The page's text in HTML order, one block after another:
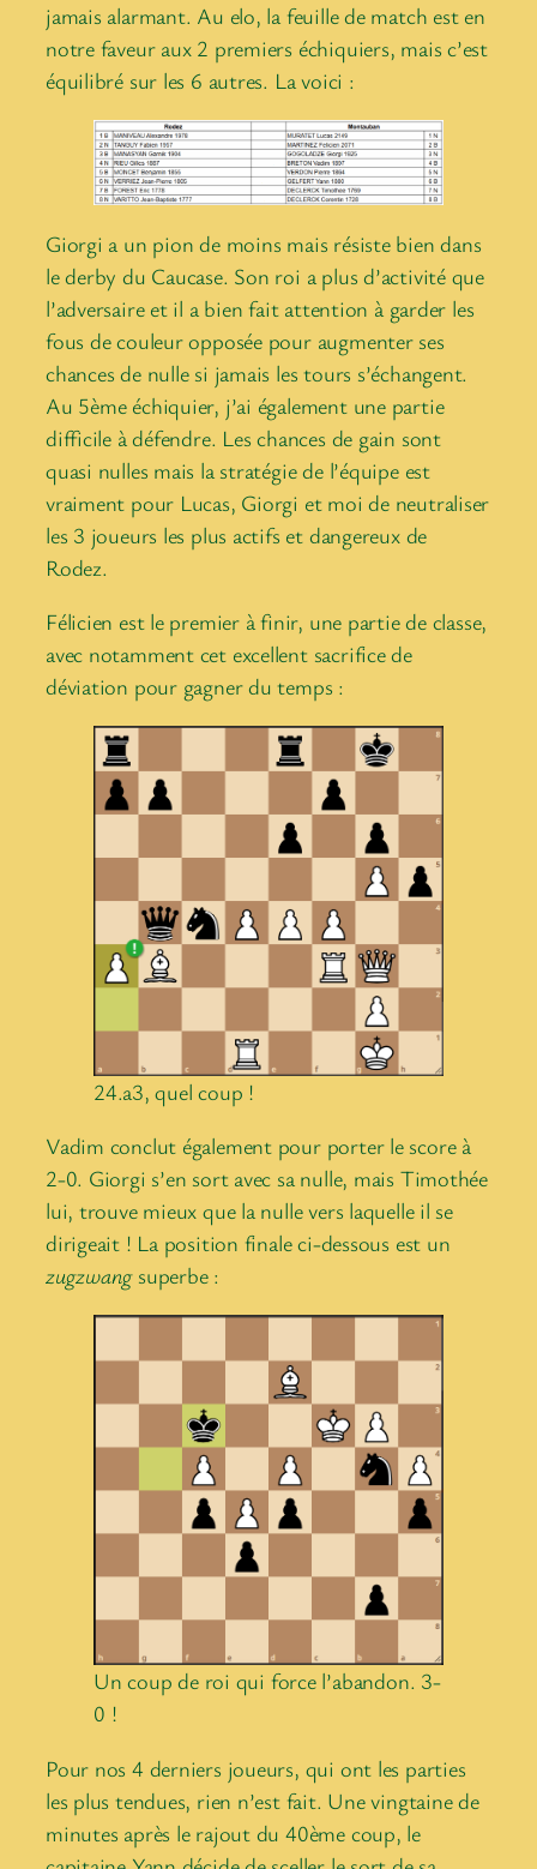
jamais alarmant. Au elo, la feuille de match est en
notre faveur aux 2 premiers échiquiers, mais c’est
équilibré sur les 6 autres. La voici :
Giorgi a un pion de moins mais résiste bien dans
le derby du Caucase. Son roi a plus d’activité que
l’adversaire et il a bien fait attention à garder les
fous de couleur opposée pour augmenter ses
chances de nulle si jamais les tours s’échangent.
Au 5ème échiquier, j’ai également une partie
difficile à défendre. Les chances de gain sont
quasi nulles mais la stratégie de l’équipe est
vraiment pour Lucas, Giorgi et moi de neutraliser
les 3 joueurs les plus actifs et dangereux de
Rodez.
Félicien est le premier à finir, une partie de classe,
avec notamment cet excellent sacrifice de
déviation pour gagner du temps :
24.a3, quel coup !
Vadim conclut également pour porter le score à
2-0. Giorgi s’en sort avec sa nulle, mais Timothée
lui, trouve mieux que la nulle vers laquelle il se
dirigeait ! La position finale ci-dessous est un
zugzwangsuperbe :
Un coup de roi qui force l’abandon. 3-
0 !
Pour nos 4 derniers joueurs, qui ont les parties
les plus tendues, rien n’est fait. Une vingtaine de
minutes après le rajout du 40ème coup, le